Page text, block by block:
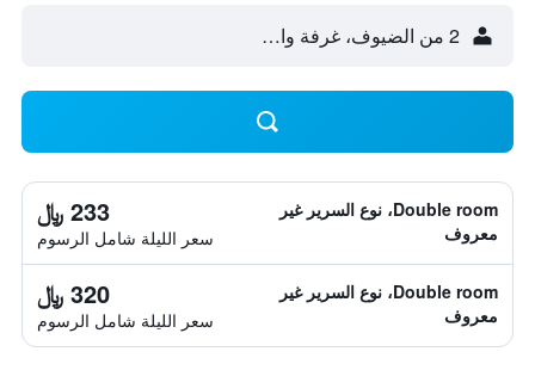
2 من الضيوف، غرفة واحدة
Double room، نوع السرير غير
معروف
233 ﷼
سعر الليلة شامل الرسوم
Double room، نوع السرير غير
معروف
320 ﷼
سعر الليلة شامل الرسوم